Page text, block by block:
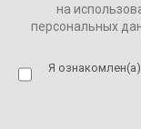
Материалы
Нашли
на
персональных
Я